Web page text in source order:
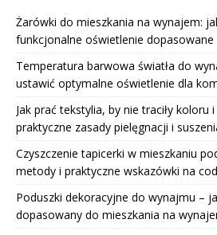
Żarówki do mieszkania na wynajem:
funkcjonalne oświetlenie
Temperatura barwowa światła do
ustawić optymalne oświetlenie dla
Jak prać tekstylia, by nie traciły koloru
praktyczne zasady pielęgnacji i
Czyszczenie tapicerki w mieszkaniu
metody i praktyczne wskazówki na
Poduszki dekoracyjne do wynajmu –
dopasowany do mieszkania na